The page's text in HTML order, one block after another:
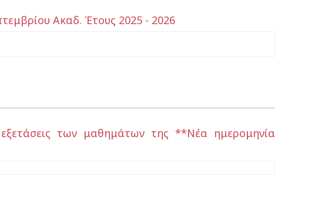
Ακαδ. Έτους 2025 - 2026
των μαθημάτων της **Νέα ημερομηνία